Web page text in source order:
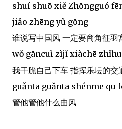
shuí shuō xiě Zhōngguó
jiǎo zhēng yǔ gōng
谁说写中国风 一定要商角征羽
wǒ gāncuì zìjǐ xiàchē
我干脆自己下车 指挥乐坛的交
guǎnta guǎnta shénme qū
管他管他什么曲风